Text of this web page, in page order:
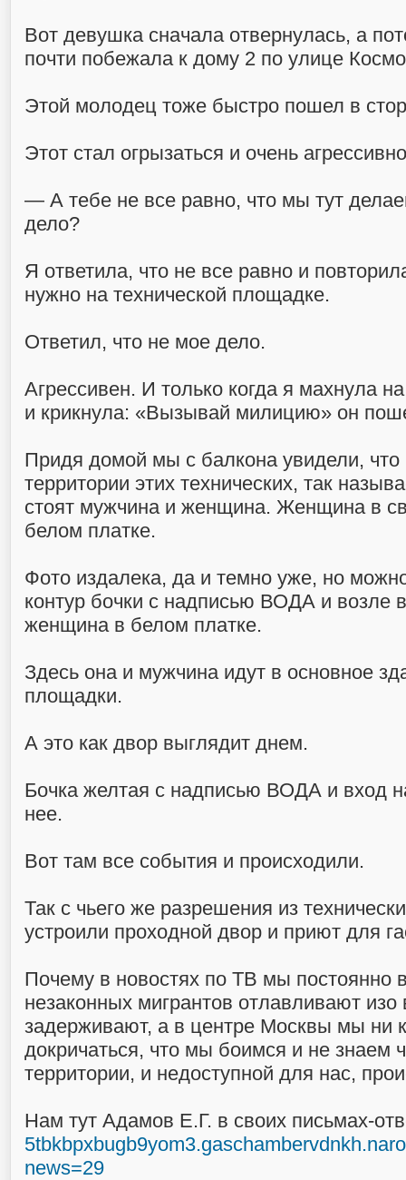
Вот девушка сначала отвернулась, а
почти побежала к дому 2 по улице
Этой молодец тоже быстро пошел в
Этот стал огрызаться и очень
— А тебе не все равно, что мы тут
дело?
Я ответила, что не все равно и
нужно на технической площадке.
Ответил, что не мое дело.
Агрессивен. И только когда я махнула
и крикнула: «Вызывай милицию» он
Придя домой мы с балкона увидели, что
территории этих технических, так
стоят мужчина и женщина. Женщина в
белом платке.
Фото издалека, да и темно уже, но
контур бочки с надписью ВОДА и возле
женщина в белом платке.
Здесь она и мужчина идут в основное
площадки.
А это как двор выглядит днем.
Бочка желтая с надписью ВОДА и вход
нее.
Вот там все события и происходили.
Так с чьего же разрешения из
устроили проходной двор и приют для
Почему в новостях по ТВ мы постоянно
незаконных мигрантов отлавливают
задерживают, а в центре Москвы мы ни
докричаться, что мы боимся и не знаем
территории, и недоступной для нас,
Нам тут Адамов Е.Г. в своих письмах-
news=29